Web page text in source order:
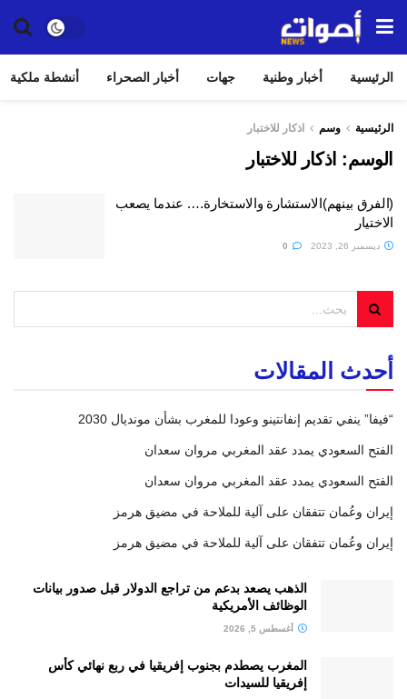
الرئيسية أخبار وطنية جهات أخبار الصحراء أنشطة ملكية
الرئيسية وسم اذكار للاختبار
الوسم: اذكار للاختبار
(الفرق بينهم)الاستشارة والاستخارة…. عندما يصعب
الاختيار
ديسمبر 26, 2023
أحدث المقالات
“فيفا” ينفي تقديم إنفانتينو وعودا للمغرب بشأن مونديال 2030
الفتح السعودي يمدد عقد المغربي مروان سعدان
الفتح السعودي يمدد عقد المغربي مروان سعدان
إيران وعُمان تتفقان على آلية للملاحة في مضيق هرمز
إيران وعُمان تتفقان على آلية للملاحة في مضيق هرمز
الذهب يصعد بدعم من تراجع الدولار قبل صدور بيانات
الوظائف الأمريكية
أغسطس 5, 2026
المغرب يصطدم بجنوب إفريقيا في ربع نهائي كأس
إفريقيا للسيدات